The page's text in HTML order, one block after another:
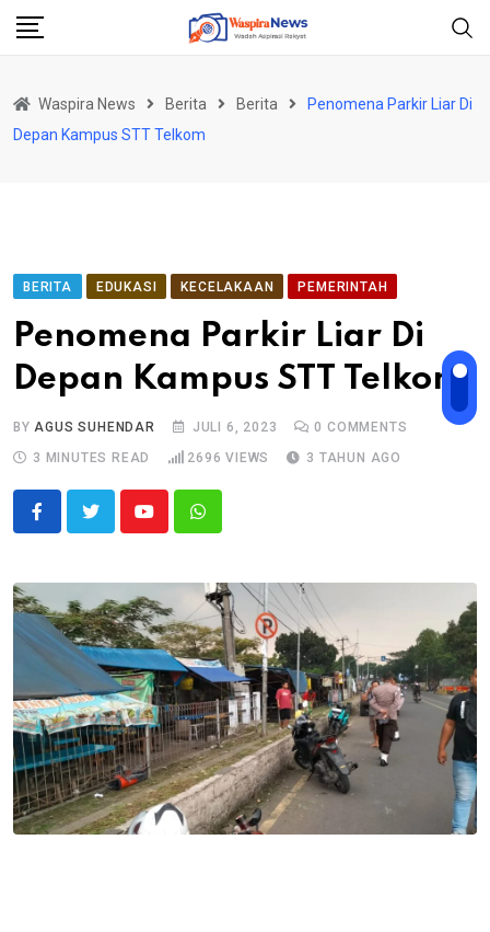
Skip
Waspira News Berita Berita
Penomena Parkir Liar Di
Depan Kampus STT Telkom
BERITA EDUKASI KECELAKAAN PEMERINTAH
Penomena Parkir Liar Di
Depan Kampus STT Telkom
BYAGUS SUHENDAR JULI 6, 2023 0 COMMENTS
3 MINUTES READ
2696 VIEWS 3 TAHUN AGO
YoutubeWhatsapp